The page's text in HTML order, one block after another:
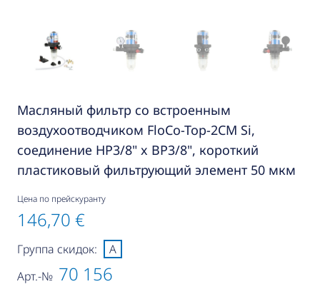
Масляный фильтр со встроенным
воздухоотводчиком FloCo-Top-2CM Si,
соединение НР3/8" x ВР3/8", короткий
пластиковый фильтрующий элемент 50 мкм
Цена по прейскуранту
146,70 €
Арт.-№ 70 156
Группа скидок: A